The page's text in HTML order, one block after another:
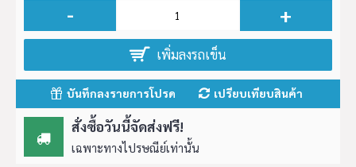
- +
เพิ่มลงรถเข็น
บันทึกลงรายการโปรด เปรียบเทียบสินค้า
สั่งซื้อวันนี้จัดส่งฟรี!
เฉพาะทางไปรษณีย์เท่านั้น